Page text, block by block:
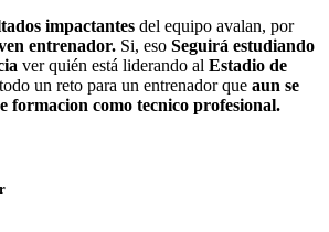
impactantes del equipo avalan, por
entrenador. Si, eso Seguirá estudiando
ver quién está liderando al Estadio de
todo un reto para un entrenador que aun se
formacion como tecnico profesional.